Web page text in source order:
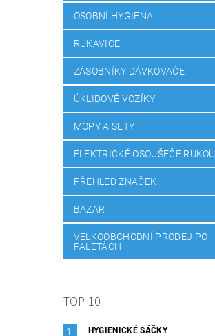
OSOBNÍ HYGIENA
RUKAVICE
ZÁSOBNÍKY DÁVKOVAČE
ÚKLIDOVÉ VOZÍKY
MOPY A SETY
ELEKTRICKÉ OSOUŠEČE RUKOU
PŘEHLED ZNAČEK
BAZAR
VELKOOBCHODNÍ PRODEJ PO
PALETÁCH
TOP 10
HYGIENICKÉ SÁČKY